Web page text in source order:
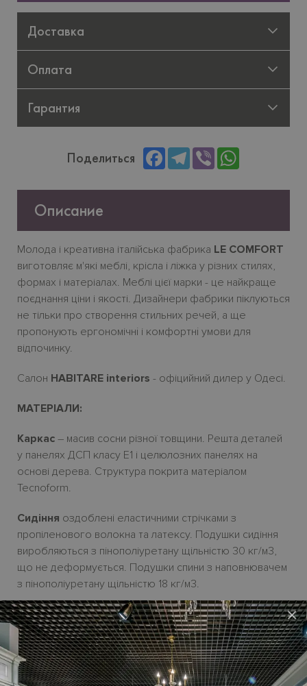
×
Доставка
Оплата
Гарантия
Поделиться FacebookTelegram
Viber
Описание
Молода і креативна італійська фабрика LE COMFORT
виготовляє м'які меблі, крісла і ліжка у різних стилях,
формах і матеріалах. Меблі цієї марки - це найкраще
поєднання ціни і якості. Дизайнери фабрики піклуються
не тільки про створення стильних речей, а ще
пропонують ергономічнi і комфортнi умови для
відпочинку.
Салон HABITARE interiors - офіцийний дилер у Одесі.
МАТЕРІАЛИ:
Каркас – масив сосни різної товщини. Решта деталей
у панелях ДСП класу Е1 і целюлозних панелях на
основі дерева. Структура покрита матеріалом
Tecnoform.
Сидіння оздоблені еластичними стрічками з
пропіленового волокна та латексу. Подушки сидіння
виробляються з пінополіуретану щільністю 30 кг/м3,
що не деформується. Подушки спини з наповнювачем
з пінополіуретану щільністю 18 кг/м3.
Покриття– знiмнiчохли з тканини, частково знiмнiз
екошкiри і еконубуку.
Ніжки– ABS-пластик H4см у чорному кольорі.